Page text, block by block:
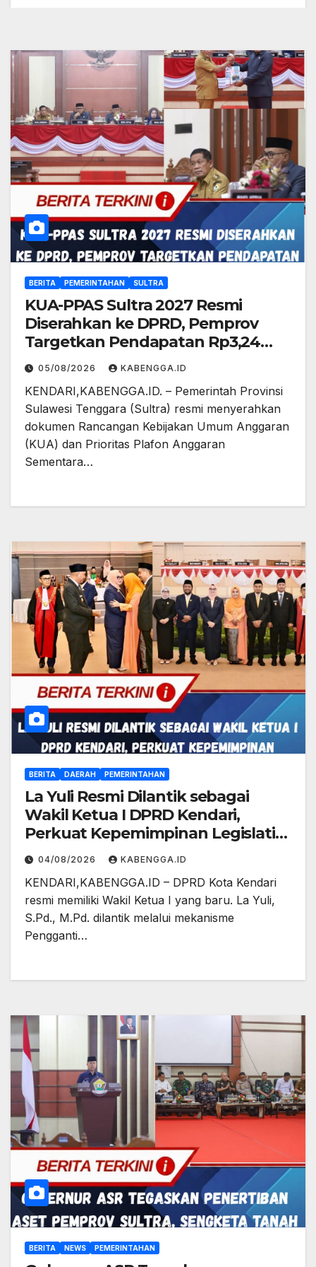
BERITA PEMERINTAHAN SULTRA
KUA-PPAS Sultra 2027 Resmi
Diserahkan ke DPRD, Pemprov
Targetkan Pendapatan Rp3,24
Triliun
05/08/2026 KABENGGA.ID
KENDARI,KABENGGA.ID. – Pemerintah Provinsi
Sulawesi Tenggara (Sultra) resmi menyerahkan
dokumen Rancangan Kebijakan Umum Anggaran
(KUA) dan Prioritas Plafon Anggaran
Sementara…
BERITA DAERAH PEMERINTAHAN
La Yuli Resmi Dilantik sebagai
Wakil Ketua I DPRD Kendari,
Perkuat Kepemimpinan Legislatif
Periode 2024–2029
04/08/2026 KABENGGA.ID
KENDARI,KABENGGA.ID – DPRD Kota Kendari
resmi memiliki Wakil Ketua I yang baru. La Yuli,
S.Pd., M.Pd. dilantik melalui mekanisme
Pengganti…
BERITA NEWS PEMERINTAHAN